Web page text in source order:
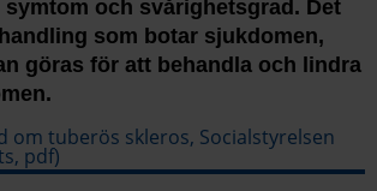
och svårighetsgrad. Det
som botar sjukdomen,
göras för att behandla och lindra
om tuberös skleros, Socialstyrelsen
pdf)